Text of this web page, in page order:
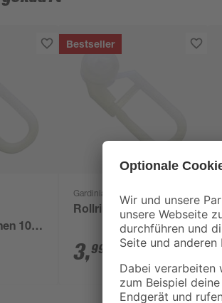
100
Bestseller
Gardinia
Rollringe 50 Stück
3,99